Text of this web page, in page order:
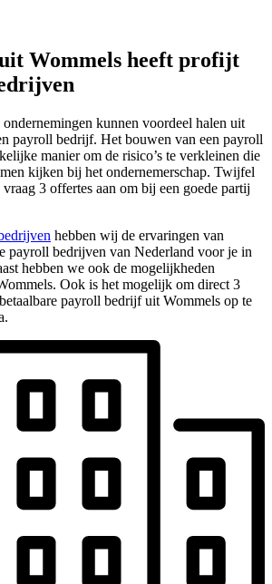
Wommels heeft profijt
kunnen voordeel halen uit
payroll bedrijf. Het bouwen van een payroll
manier om de risico’s te verkleinen die
kijken bij het ondernemerschap. Twijfel
3 offertes aan om bij een goede partij
hebben wij de ervaringen van
payroll bedrijven van Nederland voor je in
hebben we ook de mogelijkheden
Ook is het mogelijk om direct 3
payroll bedrijf uit Wommels op te